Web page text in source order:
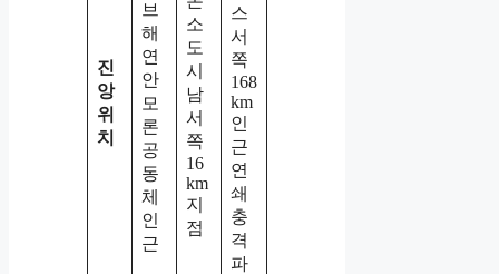
진
앙
위
치
브
해
연
안
모
론
공
동
체
인
근
소
도
시
남
서
쪽
16
km
지
점
스
서
쪽
168
km
인
근
연
쇄
충
격
파